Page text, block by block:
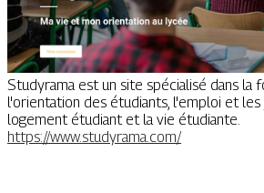
Studyrama est un site spécialisé dans la
l'orientation des étudiants, l'emploi et les
logement étudiant et la vie étudiante.
https://www.studyrama.com/